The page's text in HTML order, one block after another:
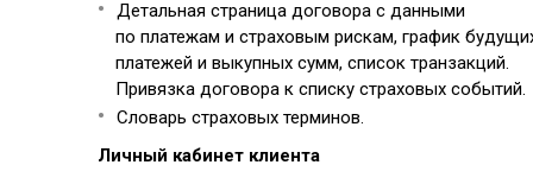
Детальная страница договора с данными
по платежам и страховым рискам, график
платежей и выкупных сумм, список транзакций.
Привязка договора к списку страховых событий.
Словарь страховых терминов.
Личный кабинет клиента